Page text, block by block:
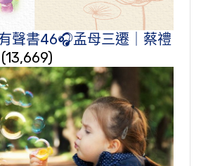
聲書46🎧孟母三遷｜蔡禮
(13,669)